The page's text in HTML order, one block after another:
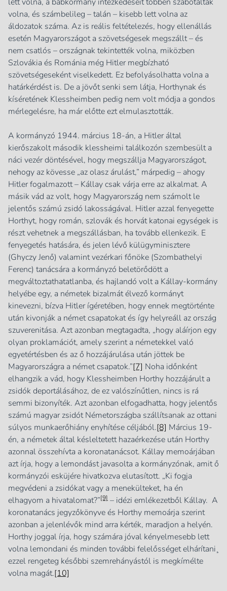
volna, és számbelileg – talán – kisebb lett volna az
áldozatok száma. Az is reális feltételezés, hogy ellenállás
esetén Magyarországot a szövetségesek megszállt – és
nem csatlós – országnak tekintették volna, miközben
Szlovákia és Románia még Hitler megbízható
szövetségeseként viselkedett. Ez befolyásolhatta volna a
határkérdést is. De a jövőt senki sem látja, Horthynak és
kíséretének Klessheimben pedig nem volt módja a gondos
mérlegelésre, ha már előtte ezt elmulasztották.
A kormányzó 1944. március 18-án, a Hitler által
kierőszakolt második klessheimi találkozón szembesült a
náci vezér döntésével, hogy megszállja Magyarországot,
nehogy az kövesse „az olasz árulást,” márpedig – ahogy
Hitler fogalmazott – Kállay csak várja erre az alkalmat. A
másik vád az volt, hogy Magyarország nem számolt le
jelentős számú zsidó lakosságával. Hitler azzal fenyegette
Horthyt, hogy román, szlovák és horvát katonai egységek is
részt vehetnek a megszállásban, ha tovább ellenkezik. E
fenyegetés hatására, és jelen lévő külügyminisztere
(Ghyczy Jenő) valamint vezérkari főnöke (Szombathelyi
Ferenc) tanácsára a kormányzó beletörődött a
megváltoztathatatlanba, és hajlandó volt a Kállay-kormány
helyébe egy, a németek bizalmát élvező kormányt
kinevezni, bízva Hitler ígéretében, hogy ennek megtörténte
után kivonják a német csapatokat és így helyreáll az ország
szuverenitása. Azt azonban megtagadta, „hogy aláírjon egy
olyan proklamációt, amely szerint a németekkel való
egyetértésben és az ő hozzájárulása után jöttek be
Magyarországra a német csapatok.”[7] Noha időnként
elhangzik a vád, hogy Klessheimben Horthy hozzájárult a
zsidók deportálásához, de ez valószínűtlen, nincs is rá
semmi bizonyíték. Azt azonban elfogadhatta, hogy jelentős
számú magyar zsidót Németországba szállítsanak az ottani
súlyos munkaerőhiány enyhítése céljából.[8] Március 19-
én, a németek által késleltetett hazaérkezése után Horthy
azonnal összehívta a koronatanácsot. Kállay memoárjában
azt írja, hogy a lemondást javasolta a kormányzónak, amit ő
kormányzói esküjére hivatkozva elutasított. „Ki fogja
megvédeni a zsidókat vagy a menekülteket, ha én
elhagyom a hivatalomat?”[9] – idézi emlékezetből Kállay. A
koronatanács jegyzőkönyve és Horthy memoárja szerint
azonban a jelenlévők mind arra kérték, maradjon a helyén.
Horthy joggal írja, hogy számára jóval kényelmesebb lett
volna lemondani és minden további felelősséget elhárítani¸
ezzel rengeteg későbbi szemrehányástól is megkímélte
volna magát.[10]